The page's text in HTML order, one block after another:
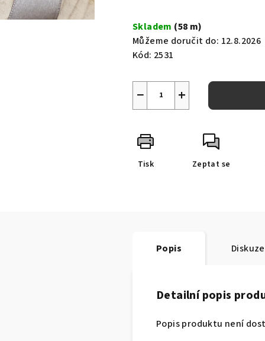
cena:
Skladem (58 m)
Můžeme doručit do: 12.8.2026
Kód: 2531
+
−
Tisk Zeptat se
Popis Diskuze
Detailní popis
Popis produktu není